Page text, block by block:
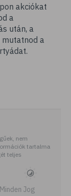
akciókat
a
után, a
a
nem
tartalma
teljes
Jog